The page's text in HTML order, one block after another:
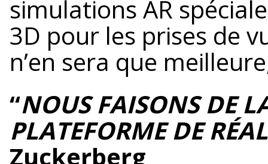
simulations AR
3D pour les prises de
n’en sera que
“NOUS FAISONS DE
PLATEFORME DE
Zuckerberg